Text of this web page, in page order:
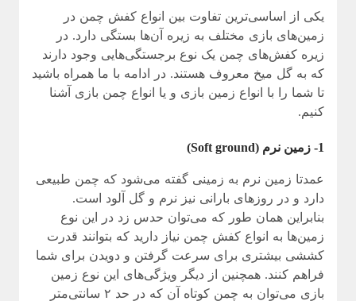
یکی از اساسی‌ترین تفاوت‌ بین انواع کفش چمن در
زمین‌های بازی مختلف به زیره آن‌ها بستگی دارد. در
زیره کفش‌های چمن یک نوع برجستگی‌هایی وجود دارند
که به گل میخ معروف هستند. در ادامه با ما همراه باشید
تا شما را با انواع زمین بازی و یا انواع چمن بازی آشنا
کنیم.
1- زمین نرم (Soft ground)
عمدتا زمین نرم به زمینی گفته می‌شود که چمن طبیعی
دارد و در روزهای بارانی نیز نرم و گل آلود است.
بنابراین همان طور که می‌توان حدس زد در این نوع
زمین‌ها به انواع کفش چمن نیاز دارید که بتوانند قدرت
کششی بیشتری برای سرعت گرفتن و دویدن برای شما
فراهم کنند. همچنین از دیگر ویژگی‌های این نوع زمین
بازی می‌توان به چمن کوتاه آن که در حد ۲ سانتی‌متر